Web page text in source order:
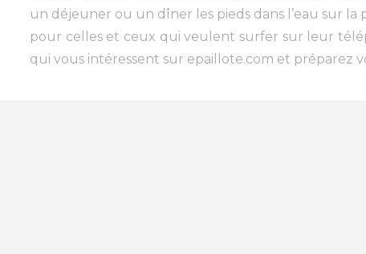
un déjeuner ou un dîner les pieds dans l’eau sur
pour celles et ceux qui veulent surfer sur leur
qui vous intéressent sur epaillote.com et préparez